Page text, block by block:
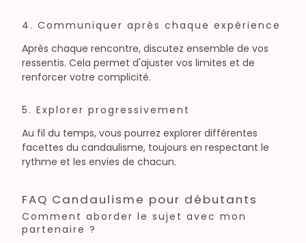
4. Communiquer après chaque expérience
Après chaque rencontre, discutez ensemble de vos
ressentis. Cela permet d'ajuster vos limites et de
renforcer votre complicité.
5. Explorer progressivement
Au fil du temps, vous pourrez explorer différentes
facettes du candaulisme, toujours en respectant le
rythme et les envies de chacun.
FAQ Candaulisme pour débutants
Comment aborder le sujet avec mon
partenaire ?